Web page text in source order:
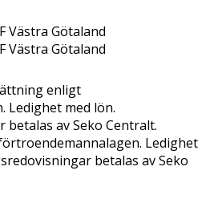
Västra Götaland
Västra Götaland
enligt
Ledighet med lön.
av Seko Centralt.
Ledighet
betalas av Seko